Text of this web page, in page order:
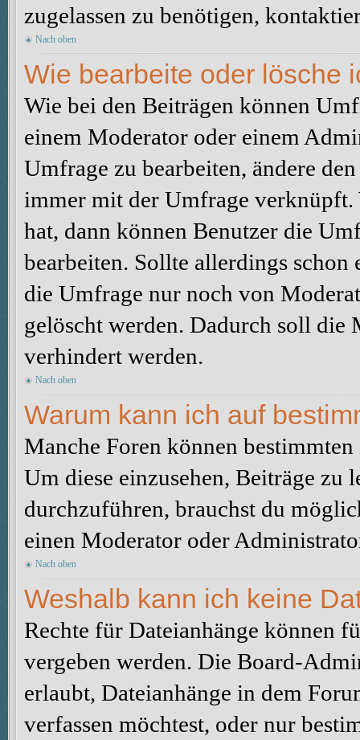
zugelassen zu benötigen,
Nach oben
Wie bearbeite oder lösche
Wie bei den Beiträgen können
einem Moderator oder einem
Umfrage zu bearbeiten, ändere
immer mit der Umfrage verknüpft.
hat, dann können Benutzer die
bearbeiten. Sollte allerdings schon
die Umfrage nur noch von
gelöscht werden. Dadurch soll
verhindert werden.
Nach oben
Warum kann ich auf
Manche Foren können
Um diese einzusehen, Beiträge zu
durchzuführen, brauchst du
einen Moderator oder
Nach oben
Weshalb kann ich keine
Rechte für Dateianhänge können
vergeben werden. Die Board-
erlaubt, Dateianhänge in dem
verfassen möchtest, oder nur